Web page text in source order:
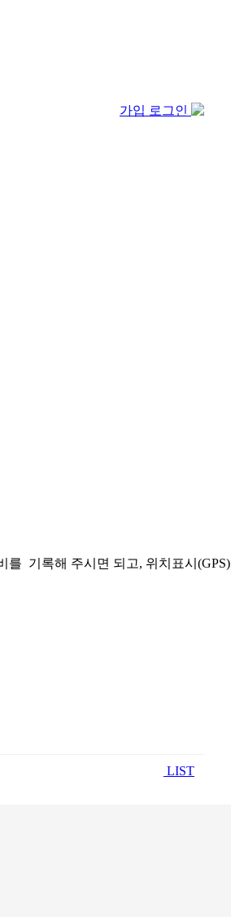
가입 로그인
를 기록해 주시면 되고, 위치표시(GPS)
LIST